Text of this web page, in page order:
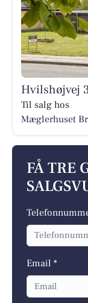
Hvilshøjvej
Til salg hos
Mæglerhuset
FÅ TRE
Email *